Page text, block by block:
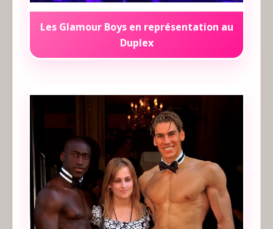
Les Glamour Boys en représentation au
Duplex